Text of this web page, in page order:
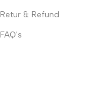
Retur & Refund
FAQ's